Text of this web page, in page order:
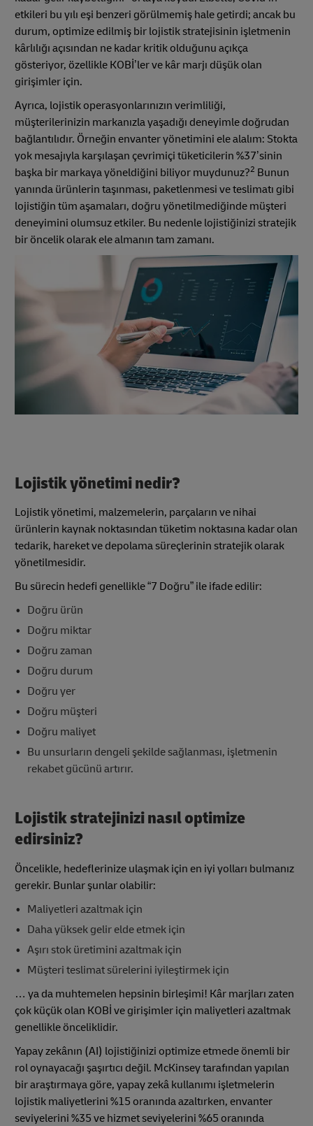
etkileri bu yılı eşi benzeri görülmemiş hale getirdi; ancak bu
durum, optimize edilmiş bir lojistik stratejisinin işletmenin
kârlılığı açısından ne kadar kritik olduğunu açıkça
gösteriyor, özellikle KOBİ’ler ve kâr marjı düşük olan
girişimler için.
Ayrıca, lojistik operasyonlarınızın verimliliği,
müşterilerinizin markanızla yaşadığı deneyimle doğrudan
bağlantılıdır. Örneğin envanter yönetimini ele alalım: Stokta
yok mesajıyla karşılaşan çevrimiçi tüketicilerin %37’sinin
başka bir markaya yöneldiğini biliyor muydunuz?2 Bunun
yanında ürünlerin taşınması, paketlenmesi ve teslimatı gibi
lojistiğin tüm aşamaları, doğru yönetilmediğinde müşteri
deneyimini olumsuz etkiler. Bu nedenle lojistiğinizi stratejik
bir öncelik olarak ele almanın tam zamanı.
Lojistik yönetimi nedir?
Lojistik yönetimi, malzemelerin, parçaların ve nihai
ürünlerin kaynak noktasından tüketim noktasına kadar olan
tedarik, hareket ve depolama süreçlerinin stratejik olarak
yönetilmesidir.
Bu sürecin hedefi genellikle “7 Doğru” ile ifade edilir:
Doğru ürün
Doğru miktar
Doğru zaman
Doğru durum
Doğru yer
Doğru müşteri
Doğru maliyet
Bu unsurların dengeli şekilde sağlanması, işletmenin
rekabet gücünü artırır.
Lojistik stratejinizi nasıl optimize
edirsiniz?
Öncelikle, hedeflerinize ulaşmak için en iyi yolları bulmanız
gerekir. Bunlar şunlar olabilir:
Maliyetleri azaltmak için
Daha yüksek gelir elde etmek için
Aşırı stok üretimini azaltmak için
Müşteri teslimat sürelerini iyileştirmek için
… ya da muhtemelen hepsinin birleşimi! Kâr marjları zaten
çok küçük olan KOBİ ve girişimler için maliyetleri azaltmak
genellikle önceliklidir.
Yapay zekânın (AI) lojistiğinizi optimize etmede önemli bir
rol oynayacağı şaşırtıcı değil. McKinsey tarafından yapılan
bir araştırmaya göre, yapay zekâ kullanımı işletmelerin
lojistik maliyetlerini %15 oranında azaltırken, envanter
seviyelerini %35 ve hizmet seviyelerini %65 oranında